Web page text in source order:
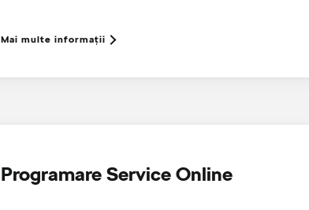
Mai multe informaţii
Programare Service Online